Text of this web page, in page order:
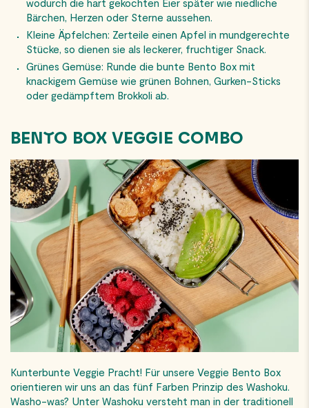
wodurch die hart gekochten Eier später wie niedliche
Bärchen, Herzen oder Sterne aussehen.
Kleine Äpfelchen: Zerteile einen Apfel in mundgerechte
Stücke, so dienen sie als leckerer, fruchtiger Snack.
Grünes Gemüse: Runde die bunte Bento Box mit
knackigem Gemüse wie grünen Bohnen, Gurken-Sticks
oder gedämpftem Brokkoli ab.
BENTO BOX VEGGIE COMBO
Kunterbunte Veggie Pracht! Für unsere Veggie Bento Box
orientieren wir uns an das fünf Farben Prinzip des Washoku.
Washo-was? Unter Washoku versteht man in der traditionell